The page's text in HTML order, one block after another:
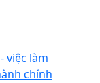
việc làm
chính